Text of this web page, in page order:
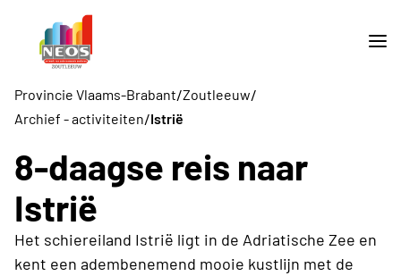
Provincie Vlaams-Brabant/Zoutleeuw/
Archief - activiteiten/Istrië
8-daagse reis naar
Istrië
Het schiereiland Istrië ligt in de Adriatische Zee en
kent een adembenemend mooie kustlijn met de